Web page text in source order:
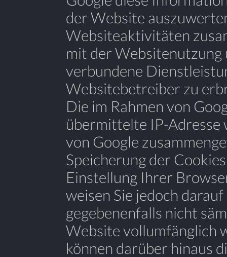
der Website
Websiteaktivitäten
mit der
verbundene
Websitebetreiber zu
Die im Rahmen von
übermittelte IP-
von Google
Speicherung der
Einstellung Ihrer
weisen Sie jedoch
gegebenenfalls nicht
Website vollumfänglich
können darüber hinaus